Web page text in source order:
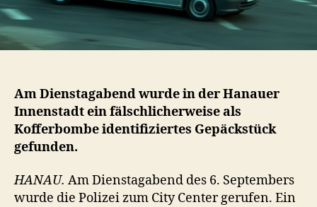
Am Dienstagabend wurde in der Hanauer
Innenstadt ein fälschlicherweise als
Kofferbombe identifiziertes Gepäckstück
gefunden.
HANAU. Am Dienstagabend des 6. Septembers
wurde die Polizei zum City Center gerufen. Ein